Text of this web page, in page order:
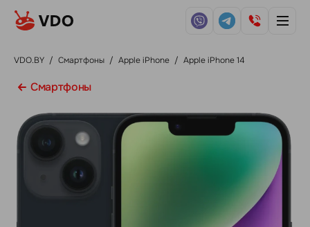
VDO.BY / Смартфоны / Apple iPhone / Apple iPhone 14
Смартфоны